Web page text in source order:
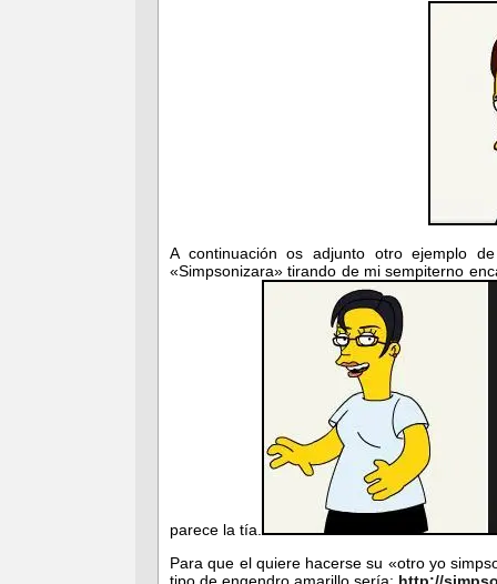
A continuación os adjunto otro ejemplo
«Simpsonizara» tirando de mi sempiterno
parece la tía.
Para que el quiere hacerse su «otro yo